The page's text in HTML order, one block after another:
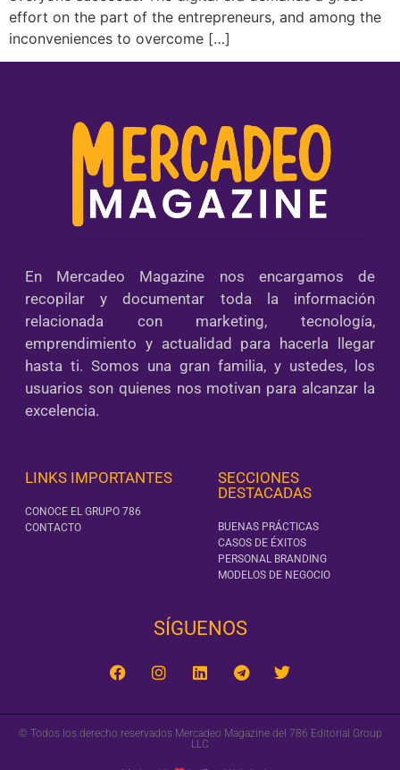
effort on the part of the entrepreneurs, and among the
inconveniences to overcome […]
En Mercadeo Magazine nos encargamos de
recopilar y documentar toda la información
relacionada con marketing, tecnología,
emprendimiento y actualidad para hacerla llegar
hasta ti. Somos una gran familia, y ustedes, los
usuarios son quienes nos motivan para alcanzar la
excelencia.
LINKS IMPORTANTES
CONOCE EL GRUPO 786
CONTACTO
SECCIONES
DESTACADAS
BUENAS PRÁCTICAS
CASOS DE ÉXITOS
PERSONAL BRANDING
MODELOS DE NEGOCIO
SÍGUENOS‎
© Todos los derecho reservados Mercadeo Magazine del 786 Editorial Group
LLC